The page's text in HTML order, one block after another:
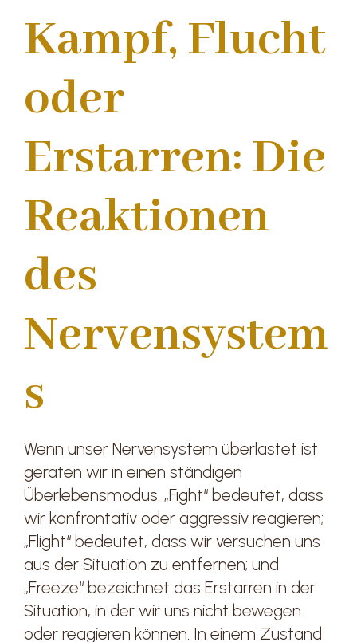
Kampf, Flucht
oder
Erstarren: Die
Reaktionen
des
Nervensystem
s
Wenn unser Nervensystem überlastet ist
geraten wir in einen ständigen
Überlebensmodus. „Fight“ bedeutet, dass
wir konfrontativ oder aggressiv reagieren;
„Flight“ bedeutet, dass wir versuchen uns
aus der Situation zu entfernen; und
„Freeze“ bezeichnet das Erstarren in der
Situation, in der wir uns nicht bewegen
oder reagieren können. In einem Zustand